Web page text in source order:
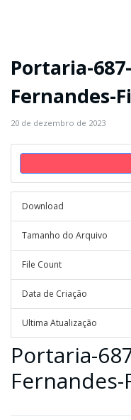
Portaria-
Fernandes-
20 de dezembro de 2023
Download
Tamanho do Arquivo
File Count
Data de Criação
Ultima Atualização
Portaria-